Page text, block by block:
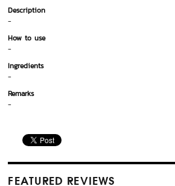
Description
-
How to use
-
Ingredients
-
Remarks
-
FEATURED REVIEWS